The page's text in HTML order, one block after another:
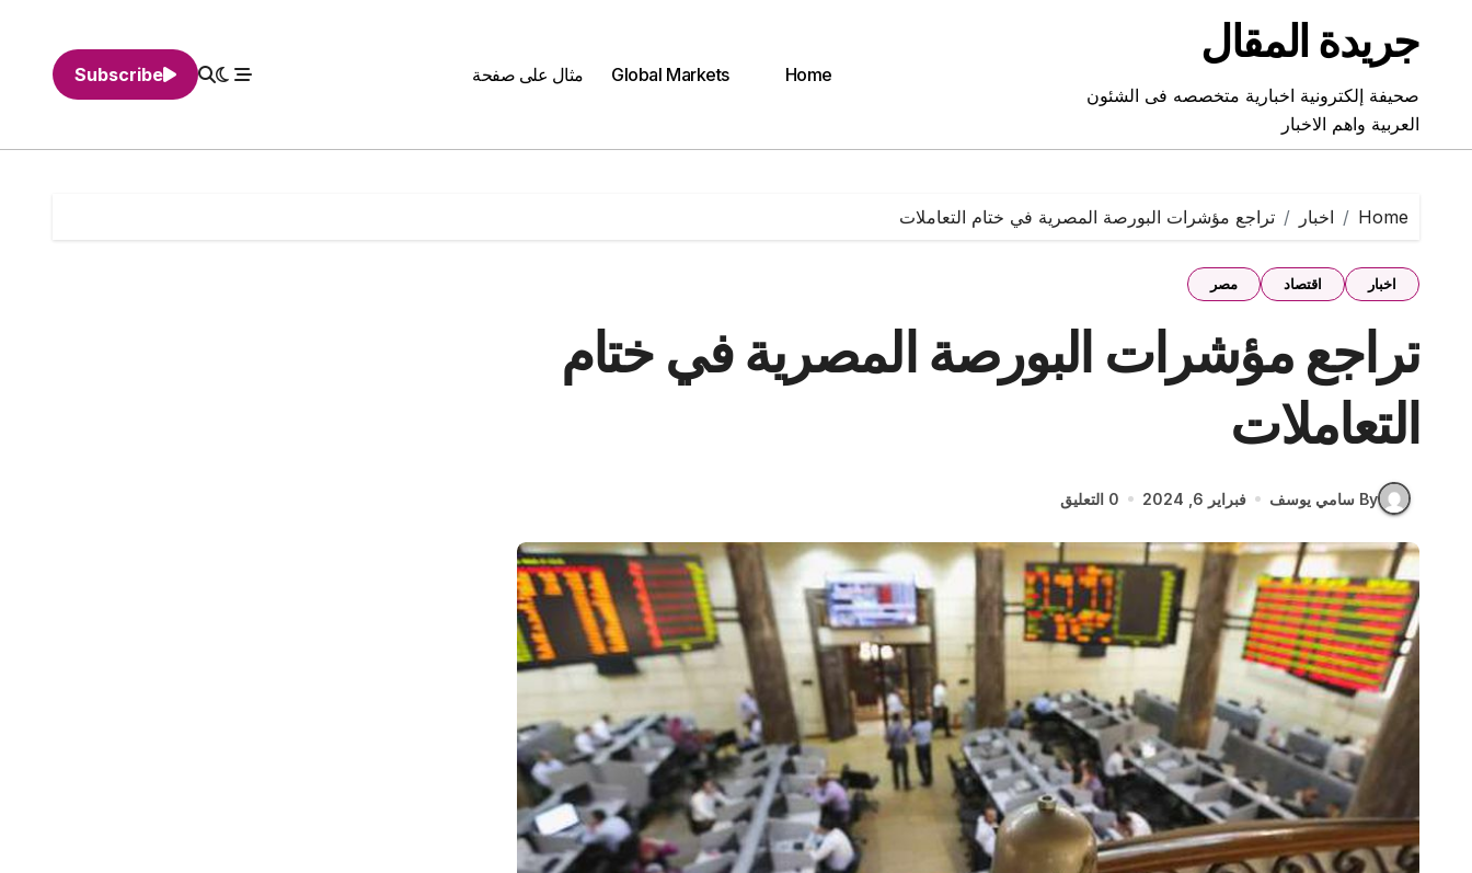
contentجريدة المقال
صحيفة إلكترونية اخبارية متخصصه فى الشئون
العربية واهم الاخبار
Home
Global Markets مثال على صفحة Subscribe
Home اخبار تراجع مؤشرات البورصة المصرية في ختام التعاملات
اخبار اقتصاد مصر
تراجع مؤشرات البورصة المصرية في ختام
التعاملات
By سامي يوسف فبراير 6, 2024 0 التعليق